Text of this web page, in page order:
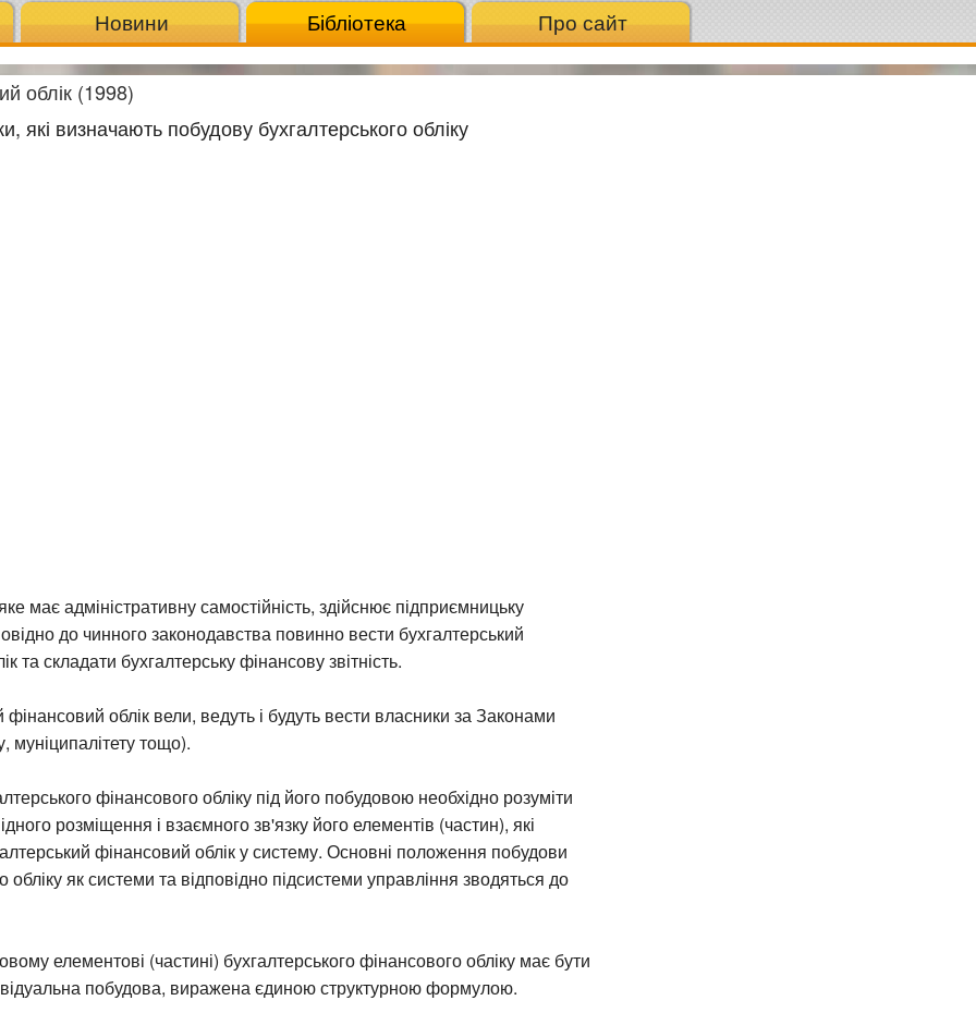
Новини Бібліотека Про сайт
облік (1998)
які визначають побудову бухгалтерського обліку
має адміністративну самостійність, здійснює підприємницьку
до чинного законодавства повинно вести бухгалтерський
та складати бухгалтерську фінансову звітність.
фінансовий облік вели, ведуть і будуть вести власники за Законами
муніципалітету тощо).
фінансового обліку під його побудовою необхідно розуміти
розміщення і взаємного зв'язку його елементів (частин), які
фінансовий облік у систему. Основні положення побудови
обліку як системи та відповідно підсистеми управління зводяться до
елементові (частині) бухгалтерського фінансового обліку має бути
побудова, виражена єдиною структурною формулою.